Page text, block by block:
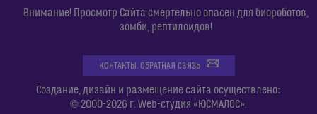
Внимание! Просмотр Сайта смертельно опасен для биороботов,
зомби, рептилоидов!
КОНТАКТЫ. ОБРАТНАЯ СВЯЗЬ
Создание, дизайн и размещение сайта осуществлено:
© 2000-2026 г. Web-студия «ЮСМАЛОС».